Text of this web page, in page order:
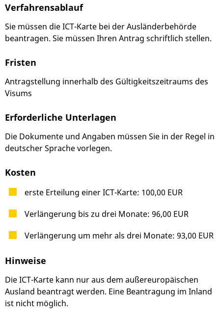
Verfahrensablauf
Sie müssen die ICT-Karte bei der Ausländerbehörde
beantragen. Sie müssen Ihren Antrag schriftlich stellen.
Fristen
Antragstellung innerhalb des Gültigkeitszeitraums des
Visums
Erforderliche Unterlagen
Die Dokumente und Angaben müssen Sie in der Regel in
deutscher Sprache vorlegen.
Kosten
erste Erteilung einer ICT-Karte: 100,00 EUR
Verlängerung bis zu drei Monate: 96,00 EUR
Verlängerung um mehr als drei Monate: 93,00 EUR
Hinweise
Die ICT-Karte kann nur aus dem außereuropäischen
Ausland beantragt werden. Eine Beantragung im Inland
ist nicht möglich.